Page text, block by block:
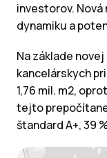
investorov.
dynamiku a
Na základe
kancelárskych
1,76 mil. m2,
tejto
štandard A+, 39